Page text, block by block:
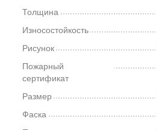
Толщина
Износостойкость
Рисунок
Пожарный
сертификат
Размер
Фаска